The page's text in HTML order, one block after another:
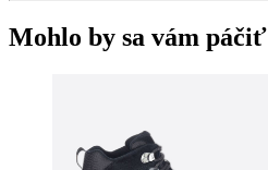
Mohlo by sa vám páčiť